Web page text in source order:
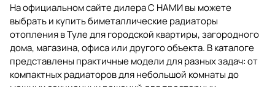
На официальном сайте дилераС НАМИвы можете
выбрать и купитьбиметаллические радиаторы
отопления в Туледля городской квартиры, загородного
дома, магазина, офиса или другого объекта. В каталоге
представлены практичные модели для разных задач: от
компактных радиаторов для небольшой комнаты до